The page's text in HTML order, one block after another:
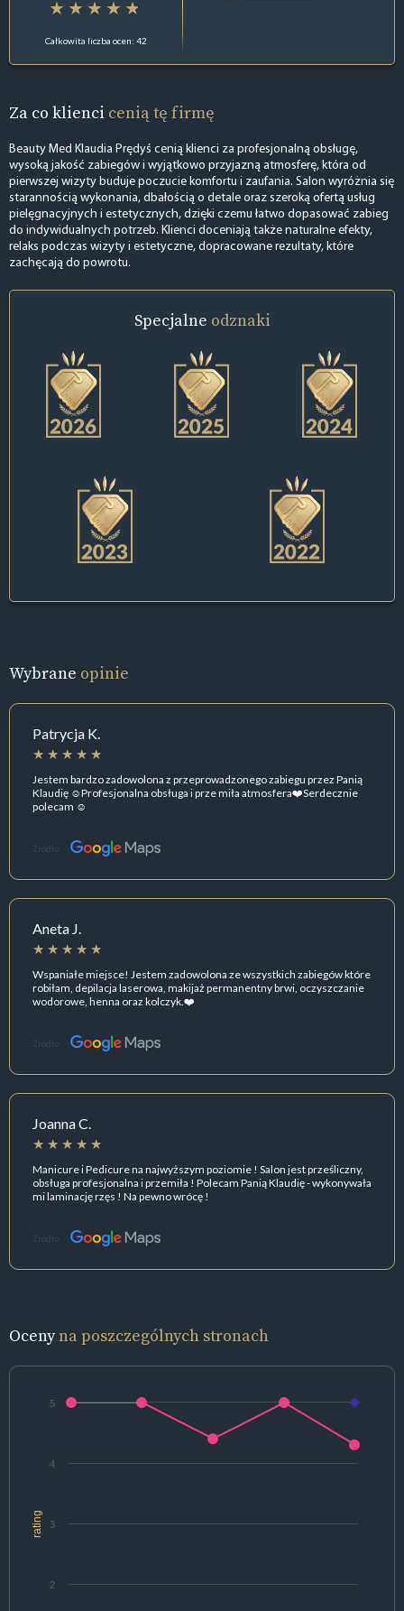
Całkowita liczba ocen: 42
Za co klienci cenią tę firmę
Beauty Med Klaudia Prędyś cenią klienci za profesjonalną obsługę,
wysoką jakość zabiegów i wyjątkowo przyjazną atmosferę, która od
pierwszej wizyty buduje poczucie komfortu i zaufania. Salon wyróżnia się
starannością wykonania, dbałością o detale oraz szeroką ofertą usług
pielęgnacyjnych i estetycznych, dzięki czemu łatwo dopasować zabieg
do indywidualnych potrzeb. Klienci doceniają także naturalne efekty,
relaks podczas wizyty i estetyczne, dopracowane rezultaty, które
zachęcają do powrotu.
Specjalne odznaki
Wybrane opinie
Patrycja K.
Jestem bardzo zadowolona z przeprowadzonego zabiegu przez Panią
Klaudię ☺️Profesjonalna obsługa i prze miła atmosfera❤️Serdecznie
polecam ☺️
Źródło:
Aneta J.
Wspaniałe miejsce! Jestem zadowolona ze wszystkich zabiegów które
robiłam, depilacja laserowa, makijaż permanentny brwi, oczyszczanie
wodorowe, henna oraz kolczyk.❤️
Źródło:
Joanna C.
Manicure i Pedicure na najwyższym poziomie ! Salon jest prześliczny,
obsługa profesjonalna i przemiła ! Polecam Panią Klaudię - wykonywała
mi laminację rzęs ! Na pewno wrócę !
Źródło:
Ocenyna poszczególnych stronach
rating
2
3
4
5